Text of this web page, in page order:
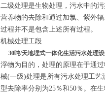
二级处理是生物处理，污水中的
营养物的去除和通过加氯、紫外
过程并不是包含上述所有过程。
机械处理工段
30吨/天地埋式一体化生活污水处理
浮物为目的，处理的原理在于通
械(一级)处理是所有污水处理工艺
型去除率分别为25％和50％。在